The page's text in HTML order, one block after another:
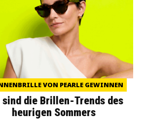
VON PEARLE GEWINNEN
sind die Brillen-Trends des
heurigen Sommers